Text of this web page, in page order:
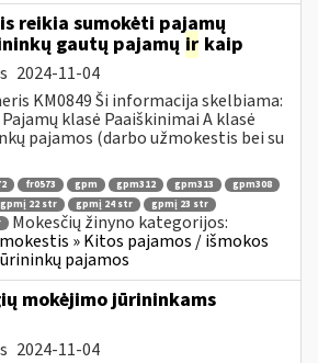
reikia sumokėti pajamų
gautų pajamų ir kaip
2024-11-04
KM0849 Ši informacija skelbiama:
klasė Paaiškinimai A klasė
pajamos (darbo užmokestis bei su
fr0573 gpm gpm312 gpm313
gpm308
gpmį 22 str gpmį 24 str
gpmį 23 str
Mokesčių žinyno kategorijos:
» Kitos pajamos / išmokos
pajamos
mokėjimo jūrininkams
2024-11-04